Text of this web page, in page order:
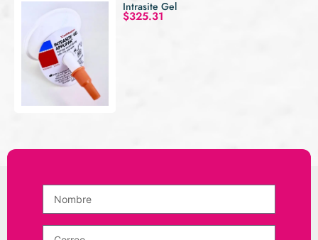
Intrasite Gel
$325.31